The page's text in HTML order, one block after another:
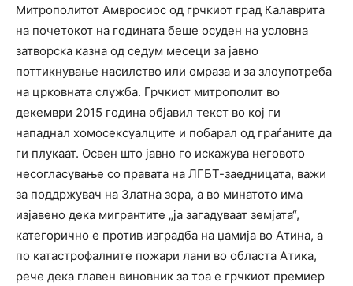
Митрополитот Амвросиос од грчкиот град Калаврита
на почетокот на годината беше осуден на условна
затворска казна од седум месеци за јавно
поттикнување насилство или омраза и за злоупотреба
на црковната служба. Грчкиот митрополит во
декември 2015 година објавил текст во кој ги
нападнал хомосексуалците и побарал од граѓаните да
ги плукаат. Освен што јавно го искажува неговото
несогласување со правата на ЛГБТ-заедницата, важи
за поддржувач на Златна зора, а во минатото има
изјавено дека мигрантите „ја загадуваат земјата“,
категорично е против изградба на џамија во Атина, а
по катастрофалните пожари лани во областа Атика,
рече дека главен виновник за тоа е грчкиот премиер